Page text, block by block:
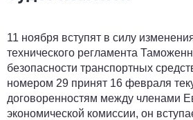
11 ноября вступят в силу
технического регламента
безопасности транспортных
номером 29 принят 16 февраля
договоренностям между членами
экономической комиссии, он